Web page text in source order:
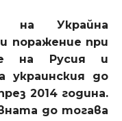
на Украйна
поражение при
на Русия и
украинския до
2014 година.
до тогава